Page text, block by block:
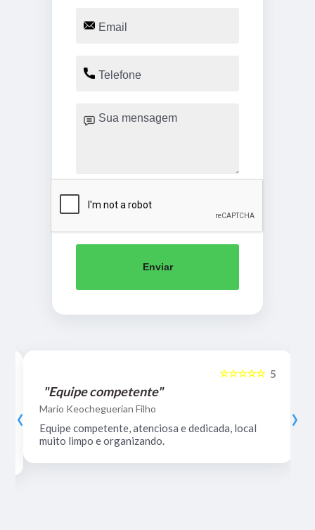
Enviar
5
☆☆☆☆☆
"Equipe competente"
Mario Keocheguerian Filho
Equipe competente, atenciosa e dedicada, local
muito limpo e organizando.
‹ ›